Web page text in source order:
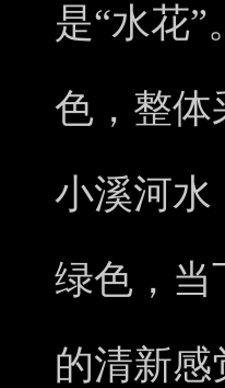
是“水花
色，整体
小溪河水
绿色，当
的清新感